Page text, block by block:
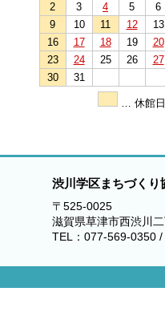
2
3 4 5 6
9
10 11 12 13
16
17 18 19 20
23
24 25 26 27
30
31
… 休館日
渋川学区まちづくり
〒525-0025
滋賀県草津市西渋川
TEL：077-569-0350